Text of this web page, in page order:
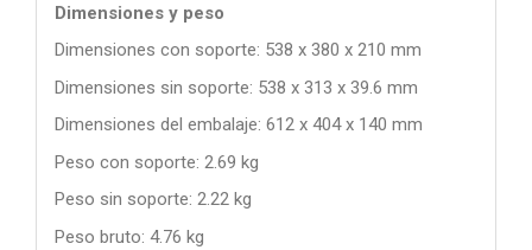
Dimensiones y peso
Dimensiones con soporte: 538 x 380 x 210 mm
Dimensiones sin soporte: 538 x 313 x 39.6 mm
Dimensiones del embalaje: 612 x 404 x 140 mm
Peso con soporte: 2.69 kg
Peso sin soporte: 2.22 kg
Peso bruto: 4.76 kg